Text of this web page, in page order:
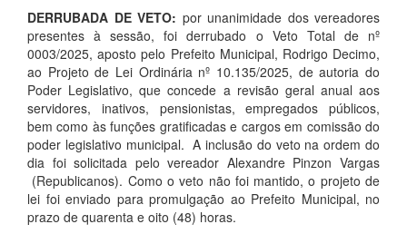
DERRUBADA DE VETO: por unanimidade dos vereadores
presentes à sessão, foi derrubado o Veto Total de nº
0003/2025, aposto pelo Prefeito Municipal, Rodrigo Decimo,
ao Projeto de Lei Ordinária nº 10.135/2025, de autoria do
Poder Legislativo, que concede a revisão geral anual aos
servidores, inativos, pensionistas, empregados públicos,
bem como às funções gratificadas e cargos em comissão do
poder legislativo municipal. A inclusão do veto na ordem do
dia foi solicitada pelo vereador Alexandre Pinzon Vargas
(Republicanos). Como o veto não foi mantido, o projeto de
lei foi enviado para promulgação ao Prefeito Municipal, no
prazo de quarenta e oito (48) horas.